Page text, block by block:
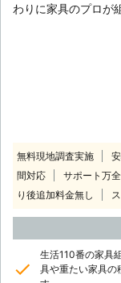
わりに家具のプロが
無料現地調査実施
間対応
サポート万全
り後追加料金無し
生活110番の家具
具や重たい家具の